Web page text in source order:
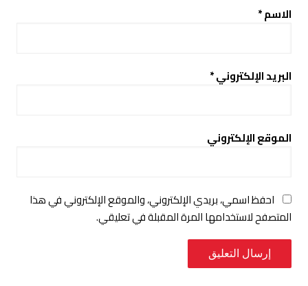
الاسم*
البريد الإلكتروني*
الموقع الإلكتروني
احفظ اسمي، بريدي الإلكتروني، والموقع الإلكتروني في هذا
المتصفح لاستخدامها المرة المقبلة في تعليقي.